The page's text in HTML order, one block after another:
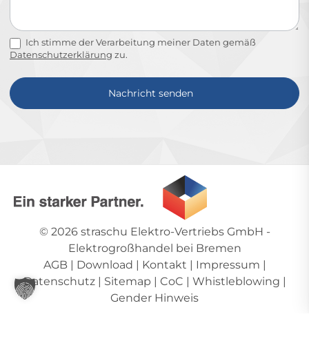
Ich stimme der Verarbeitung meiner Daten gemäß
Datenschutzerklärung zu.
Nachricht senden
© 2026 straschu Elektro-Vertriebs GmbH -
Elektrogroßhandel bei Bremen
AGB | Download | Kontakt | Impressum |
Datenschutz| Sitemap | CoC | Whistleblowing |
Gender Hinweis